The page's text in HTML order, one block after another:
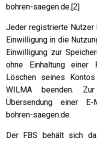
bohren-saegen.de.[2]
Jeder registrierte Nutzer
Einwilligung in die
Einwilligung zur
ohne Einhaltung einer
Löschen seines
WILMA beenden.
Übersendung einer
bohren-saegen.de.
Der FBS behält sich